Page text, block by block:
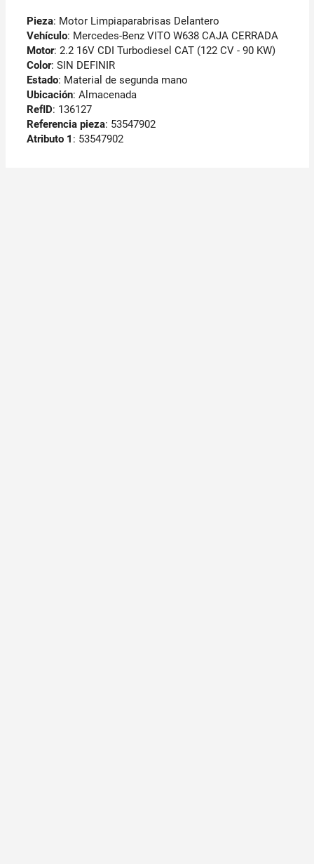
Pieza: Motor Limpiaparabrisas Delantero
Vehículo: Mercedes-Benz VITO W638 CAJA CERRADA
Motor: 2.2 16V CDI Turbodiesel CAT (122 CV - 90 KW)
Color: SIN DEFINIR
Estado: Material de segunda mano
Ubicación: Almacenada
RefID: 136127
Referencia pieza: 53547902
Atributo 1 : 53547902